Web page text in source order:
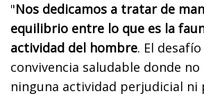
"Nos dedicamos a tratar de
equilibrio entre lo que es la
actividad del hombre. El
convivencia saludable donde no
ninguna actividad perjudicial ni